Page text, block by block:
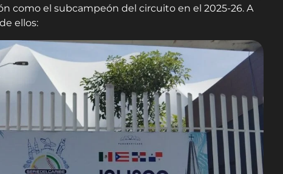
como el subcampeón del circuito en el 2025-26. A
ellos: